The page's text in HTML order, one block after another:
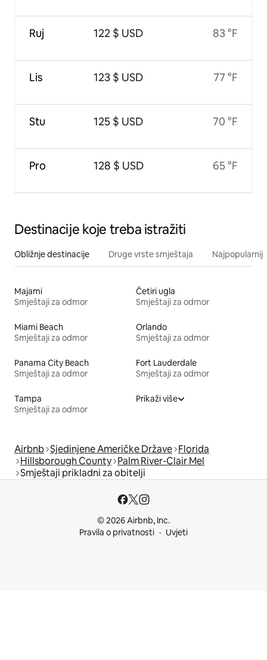
Ruj
Lis
Stu
Pro
122 $ USD
123 $ USD
125 $ USD
128 $ USD
83 °F
77 °F
70 °F
65 °F
Destinacije koje treba istražiti
Obližnje destinacije Druge vrste smještaja
Majami
Smještaji za odmor
Četiri ugla
Smještaji za odmor
Miami Beach
Smještaji za odmor
Orlando
Smještaji za odmor
Panama City Beach
Smještaji za odmor
Fort Lauderdale
Smještaji za odmor
Tampa
Smještaji za odmor
Prikaži više
Airbnb Sjedinjene Američke Države Florida
Hillsborough County Palm River-Clair Mel
Smještaji prikladni za obitelji
© 2026 Airbnb, Inc.
Pravila o privatnosti
Uvjeti